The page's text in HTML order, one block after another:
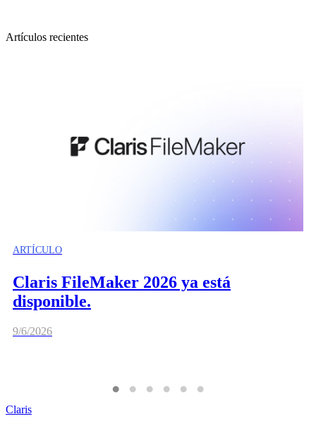
Artículos recientes
ARTÍCULO
Claris FileMaker 2026 ya está
disponible.
9/6/2026
Claris